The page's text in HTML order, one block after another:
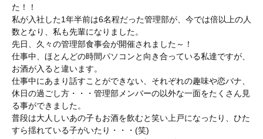
た！！
私が入社した1年半前は6名程だった管理部が、今では倍以上の人
数となり、私も先輩になりました。
先日、久々の管理部食事会が開催されました～！
仕事中、ほとんどの時間パソコンと向き合っている私達ですが、
お酒が入ると違います。
仕事中にあまり話すことができない、それぞれの趣味や恋バナ、
休日の過ごし方・・・管理部メンバーの以外な一面をたくさん見
る事ができました。
普段は大人しいあの子もお酒を飲むと笑い上戸になったり、ひた
すら揺れている子がいたり・・・(笑)